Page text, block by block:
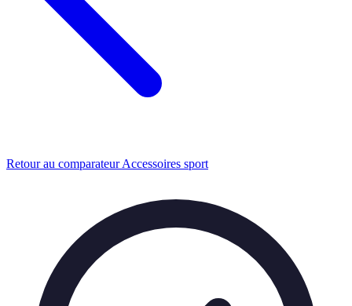
Retour au comparateur Accessoires sport